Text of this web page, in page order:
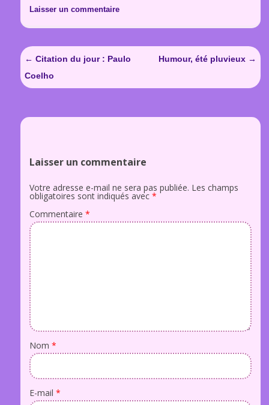
Laisser un commentaire
Navigation
des
← Citation du jour : Paulo
Coelho
Humour, été pluvieux →
Laisser un commentaire
Votre adresse e-mail ne sera pas publiée. Les champs
obligatoires sont indiqués avec *
Commentaire *
Nom *
E-mail *